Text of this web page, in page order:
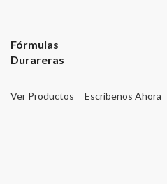
Fórmulas
Durareras
Ver Productos Escríbenos Ahora